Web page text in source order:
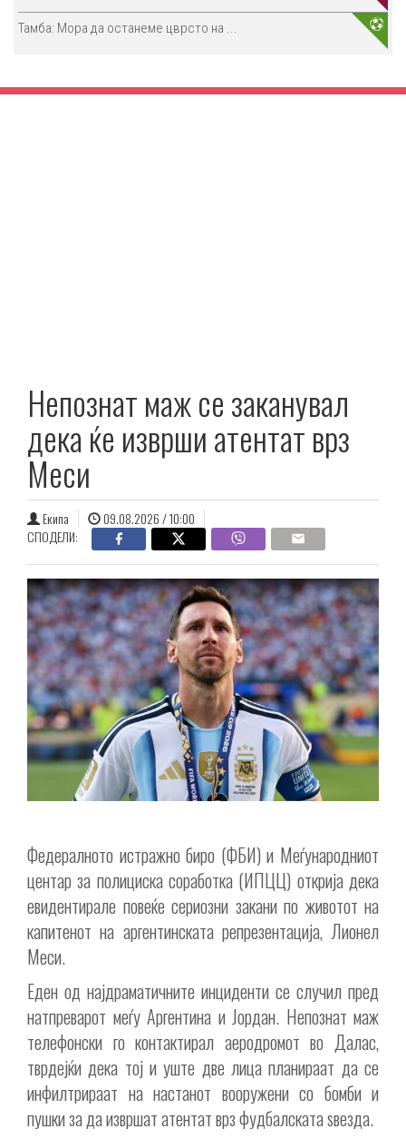
Тамба: Мора да останеме цврсто на ...
Непознат маж се заканувал
дека ќе изврши атентат врз
Меси
Екипа
09.08.2026 / 10:00
СПОДЕЛИ:
Федералното истражно биро (ФБИ) и Меѓународниот
центар за полициска соработка (ИПЦЦ) открија дека
евидентирале повеќе сериозни закани по животот на
капитенот на аргентинската репрезентација, Лионел
Меси.
Еден од најдраматичните инциденти се случил пред
натпреварот меѓу Аргентина и Јордан. Непознат маж
телефонски го контактирал аеродромот во Далас,
тврдејќи дека тој и уште две лица планираат да се
инфилтрираат на настанот вооружени со бомби и
пушки за да извршат атентат врз фудбалската ѕвезда.